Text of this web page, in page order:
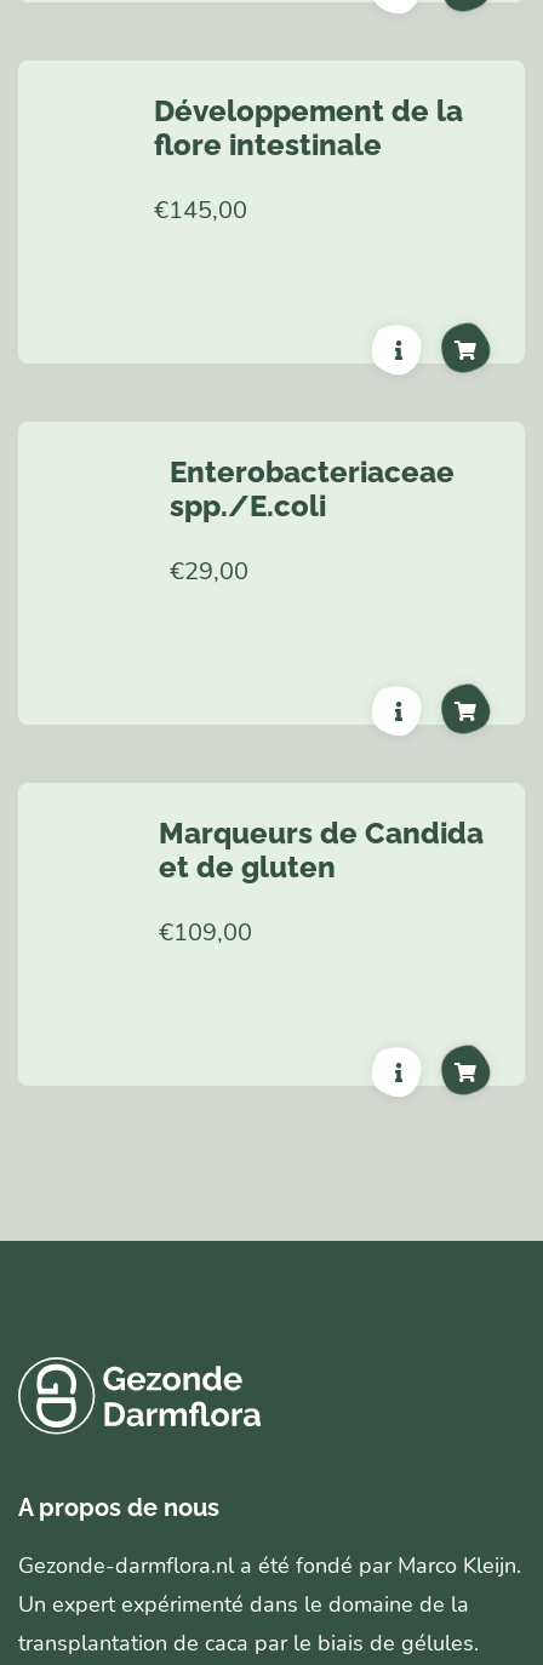
Développement de la
flore intestinale
€145,00
Enterobacteriaceae
spp./E.coli
€29,00
Marqueurs de Candida
et de gluten
€109,00
A propos de nous
Gezonde-darmflora.nl a été fondé par Marco Kleijn.
Un expert expérimenté dans le domaine de la
transplantation de caca par le biais de gélules.